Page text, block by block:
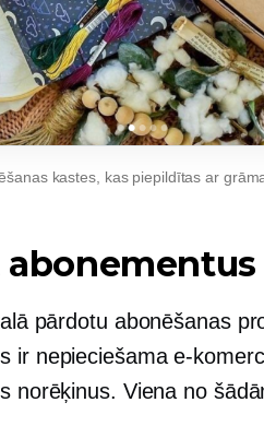
kastes, kas piepildītas ar
pārdotu abonēšanas
ir nepieciešama e-
norēķinus. Viena no